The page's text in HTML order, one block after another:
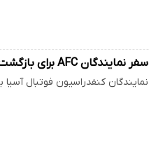
سفر نمایندگان AFC برای بازگشت میزبانی به ایران
نمایندگان کنفدراسیون فوتبال